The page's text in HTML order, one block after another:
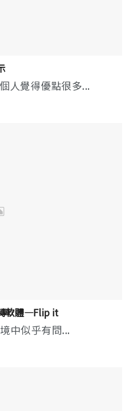
人覺得優點很多...
軟體—Flip it
中似乎有問...